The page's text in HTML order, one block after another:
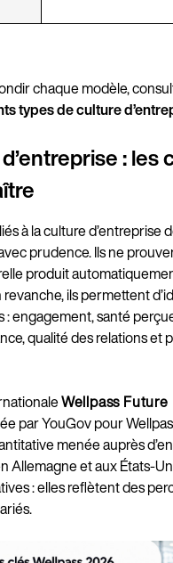
chaque modèle,
types de culture
: les
à la culture d’entreprise
prudence. Ils ne
produit
revanche, ils permettent
: engagement, santé
qualité des relations et
Wellpass
par YouGov pour
menée auprès
Allemagne et aux États-
: elles reflètent des